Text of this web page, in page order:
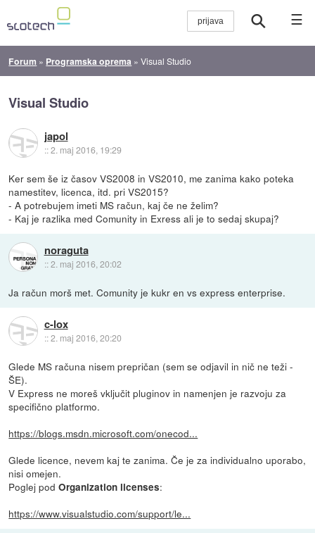
☰
Forum » Programska oprema »Visual Studio
Visual Studio
japol
::2. maj 2016, 19:29
Ker sem še iz časov VS2008 in VS2010, me zanima kako poteka
namestitev, licenca, itd. pri VS2015?
- A potrebujem imeti MS račun, kaj če ne želim?
- Kaj je razlika med Comunity in Exress ali je to sedaj skupaj?
noraguta
::2. maj 2016, 20:02
Ja račun morš met. Comunity je kukr en vs express enterprise.
c-lox
::2. maj 2016, 20:20
Glede MS računa nisem prepričan (sem se odjavil in nič ne teži -
ŠE).
V Express ne moreš vključit pluginov in namenjen je razvoju za
specifično platformo.
https://blogs.msdn.microsoft.com/onecod...
Glede licence, nevem kaj te zanima. Če je za individualno uporabo,
nisi omejen.
Poglej podOrganization licenses:
https://www.visualstudio.com/support/le...